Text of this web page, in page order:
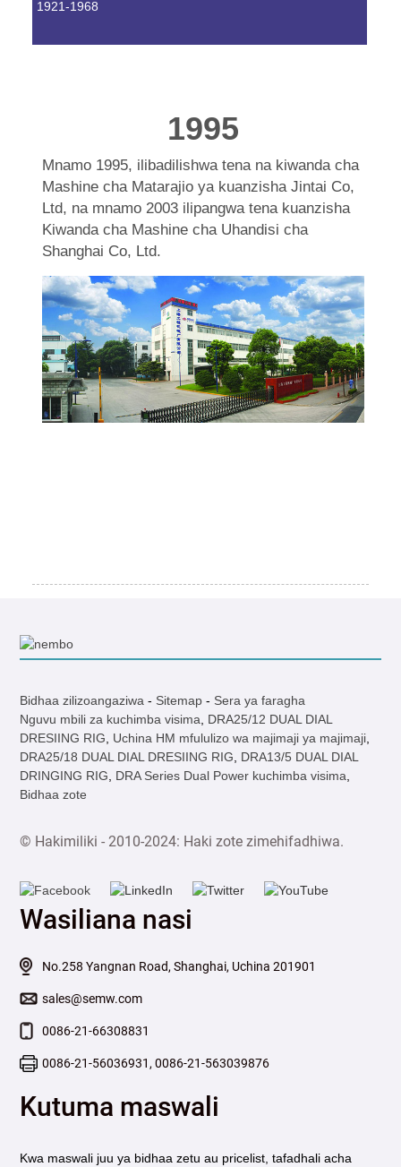
1921-1968
1995
Mnamo 1995, ilibadilishwa tena na kiwanda cha
Mashine cha Matarajio ya kuanzisha Jintai Co,
Ltd, na mnamo 2003 ilipangwa tena kuanzisha
Kiwanda cha Mashine cha Uhandisi cha
Shanghai Co, Ltd.
Bidhaa zilizoangaziwa - Sitemap - Sera ya faragha
Nguvu mbili za kuchimba visima, DRA25/12 DUAL DIAL
DRESIING RIG, Uchina HM mfululizo wa majimaji ya majimaji,
DRA25/18 DUAL DIAL DRESIING RIG, DRA13/5 DUAL DIAL
DRINGING RIG, DRA Series Dual Power kuchimba visima,
Bidhaa zote
© Hakimiliki - 2010-2024: Haki zote zimehifadhiwa.
Wasiliana nasi
No.258 Yangnan Road, Shanghai, Uchina 201901
sales@semw.com
0086-21-66308831
0086-21-56036931, 0086-21-563039876
Kutuma maswali
Kwa maswali juu ya bidhaa zetu au pricelist, tafadhali acha